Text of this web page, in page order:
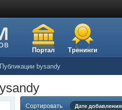
Портал Тренинги
Публикации bysandy
Сортировать Дате добавления